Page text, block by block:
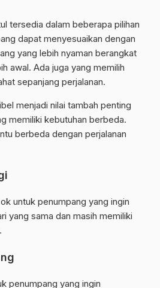
tersedia dalam beberapa pilihan
dapat menyesuaikan dengan
yang lebih nyaman berangkat
awal. Ada juga yang memilih
sepanjang perjalanan.
menjadi nilai tambah penting
memiliki kebutuhan berbeda.
berbeda dengan perjalanan
untuk penumpang yang ingin
yang sama dan masih memiliki
penumpang yang ingin